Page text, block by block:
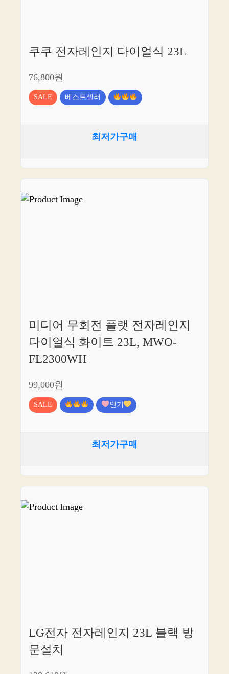
쿠쿠 전자레인지 다이얼식 23L
76,800원
SALE 베스트셀러
최저가구매
미디어 무회전 플랫 전자레인지
다이얼식 화이트 23L, MWO-
FL2300WH
99,000원
SALE 인기
최저가구매
LG전자 전자레인지 23L 블랙 방
문설치